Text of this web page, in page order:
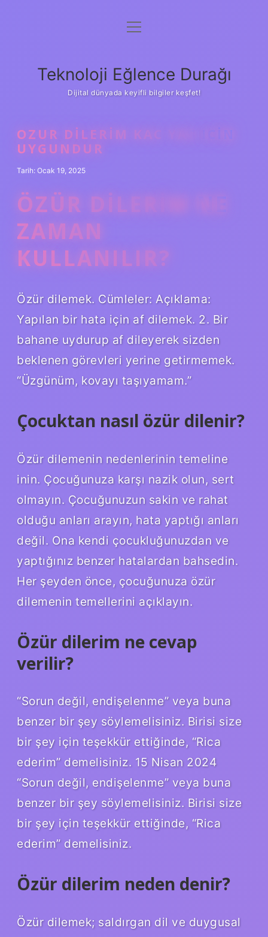
Anasayfa
Yasal Uyarı
menüyü
Teknoloji Eğlence Durağı
Dijital dünyada keyifli bilgiler keşfet!
OZUR DILERIM KAC YAS ICIN
UYGUNDUR
Tarih: Ocak 19, 2025
ÖZÜR DILERIM NE
ZAMAN
KULLANILIR?
Özür dilemek. Cümleler: Açıklama:
Yapılan bir hata için af dilemek. 2. Bir
bahane uydurup af dileyerek sizden
beklenen görevleri yerine getirmemek.
“Üzgünüm, kovayı taşıyamam.”
Çocuktan nasıl özür dilenir?
Özür dilemenin nedenlerinin temeline
inin. Çocuğunuza karşı nazik olun, sert
olmayın. Çocuğunuzun sakin ve rahat
olduğu anları arayın, hata yaptığı anları
değil. Ona kendi çocukluğunuzdan ve
yaptığınız benzer hatalardan bahsedin.
Her şeyden önce, çocuğunuza özür
dilemenin temellerini açıklayın.
Özür dilerim ne cevap
verilir?
“Sorun değil, endişelenme” veya buna
benzer bir şey söylemelisiniz. Birisi size
bir şey için teşekkür ettiğinde, “Rica
ederim” demelisiniz. 15 Nisan 2024
“Sorun değil, endişelenme” veya buna
benzer bir şey söylemelisiniz. Birisi size
bir şey için teşekkür ettiğinde, “Rica
ederim” demelisiniz.
Özür dilerim neden denir?
Özür dilemek; saldırgan dil ve duygusal